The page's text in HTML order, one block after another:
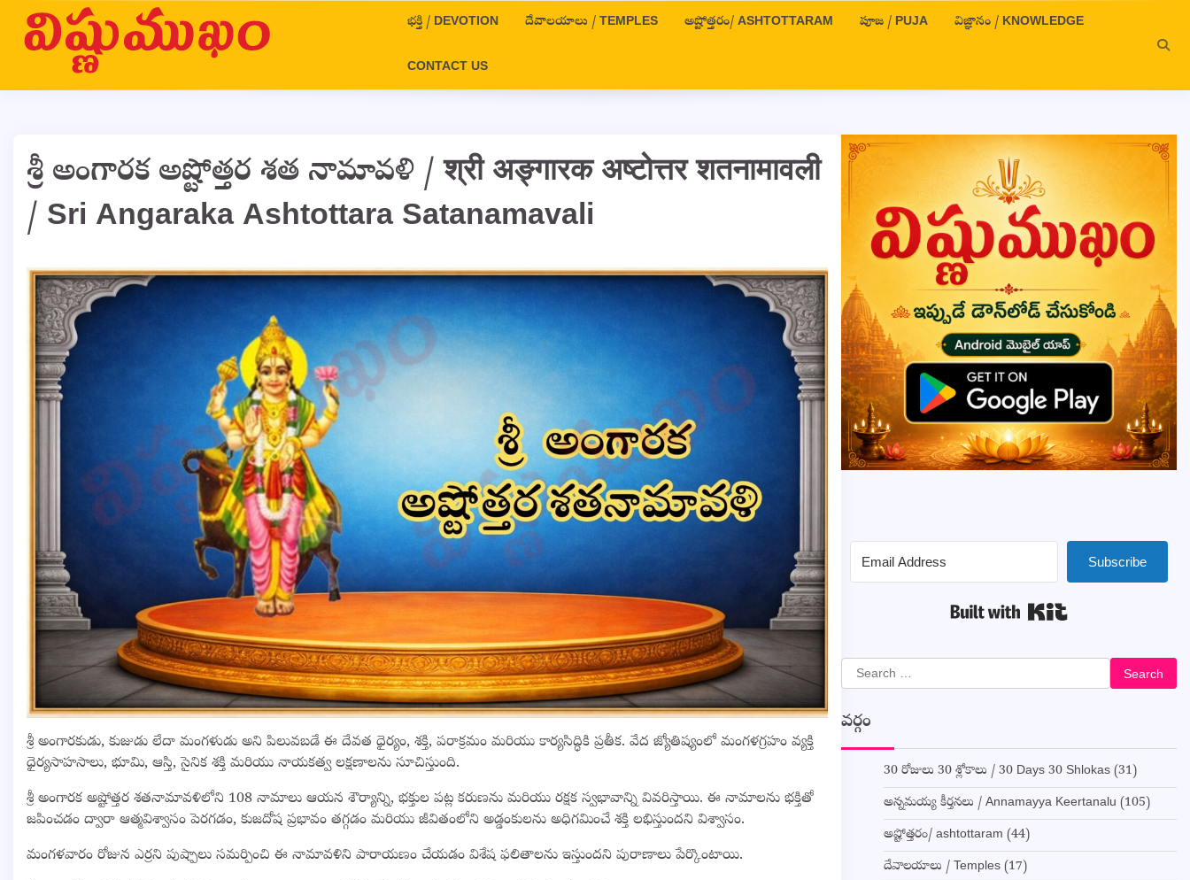
content
భక్తి / DEVOTION దేవాలయాలు / TEMPLES అష్టోత్తరం/ ASHTOTTARAM పూజ / PUJA విజ్ఞానం / KNOWLEDGE
CONTACT US
శ్రీ అంగారక అష్టోత్తర శత నామావళి / श्री अङ्गारक अष्टोत्तर शतनामावली
/ Sri Angaraka Ashtottara Satanamavali
శ్రీ అంగారకుడు, కుజుడు లేదా మంగళుడు అని పిలువబడే ఈ దేవత ధైర్యం, శక్తి, పరాక్రమం మరియు కార్యసిద్ధికి ప్రతీక. వేద జ్యోతిష్యంలో మంగళగ్రహం వ్యక్తి
ధైర్యసాహసాలు, భూమి, ఆస్తి, సైనిక శక్తి మరియు నాయకత్వ లక్షణాలను సూచిస్తుంది.
శ్రీ అంగారక అష్టోత్తర శతనామావళిలోని 108 నామాలు ఆయన శౌర్యాన్ని, భక్తుల పట్ల కరుణను మరియు రక్షక స్వభావాన్ని వివరిస్తాయి. ఈ నామాలను భక్తితో
జపించడం ద్వారా ఆత్మవిశ్వాసం పెరగడం, కుజదోష ప్రభావం తగ్గడం మరియు జీవితంలోని అడ్డంకులను అధిగమించే శక్తి లభిస్తుందని విశ్వాసం.
మంగళవారం రోజున ఎర్రని పుష్పాలు సమర్పించి ఈ నామావళిని పారాయణం చేయడం విశేష ఫలితాలను ఇస్తుందని పురాణాలు పేర్కొంటాయి.
Subscribe
Search
for:
వర్గం
30 రోజులు 30 శ్లోకాలు / 30 Days 30 Shlokas(31)
అన్నమయ్య కీర్తనలు / Annamayya Keertanalu (105)
అష్టోత్తరం/ ashtottaram (44)
దేవాలయాలు / Temples(17)